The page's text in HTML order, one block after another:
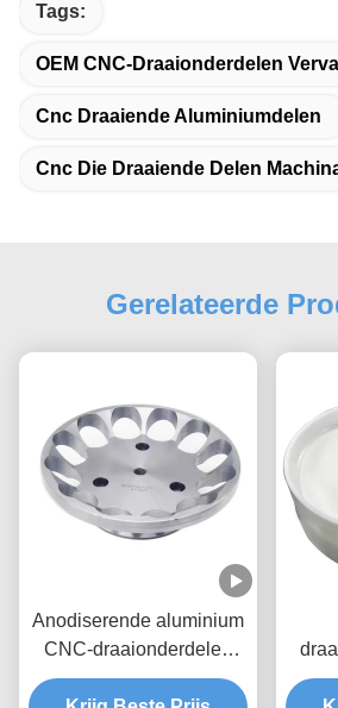
Tags:
OEM CNC-Draaionderdelen
Cnc Draaiende Aluminiumdelen
Cnc Die Draaiende Delen
Gerelateerde
Anodiserende aluminium
CNC-draaionderdelen
Bewerking Custom 5 Axis